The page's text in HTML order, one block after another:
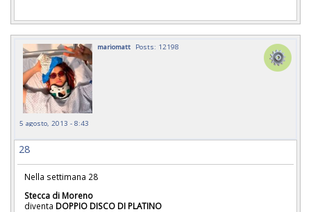
mariomatt Posts: 12198
5 agosto, 2013 - 8:43
28
Nella settimana 28
Stecca di Moreno
diventa DOPPIO DISCO DI PLATINO